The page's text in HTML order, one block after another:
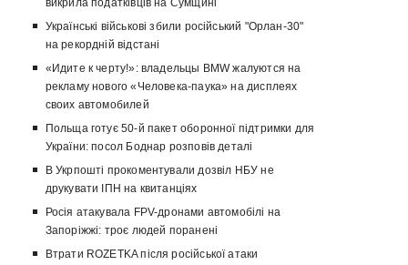
викрила податківців на Сумщині
Українські військові збили російський "Орлан-30"
на рекордній відстані
«Идите к черту!»: владельцы BMW жалуются на
рекламу нового «Человека-паука» на дисплеях
своих автомобилей
Польща готує 50-й пакет оборонної підтримки для
України: посол Боднар розповів деталі
В Укрпошті прокоментували дозвіл НБУ не
друкувати ІПН на квитанціях
Росія атакувала FPV-дронами автомобілі на
Запоріжжі: троє людей поранені
Втрати ROZETKA після російської атаки